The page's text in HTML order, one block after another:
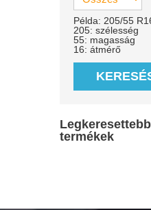
Példa: 205/55
205: szélesség
55: magasság
16: átmérő
termékek